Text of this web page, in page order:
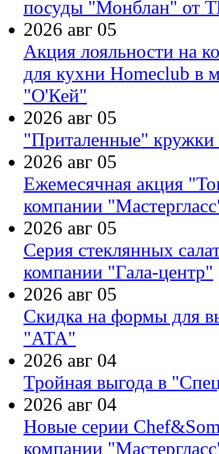
посуды "Монблан" от
2026 авг 05
Акция лояльности на
для кухни Homeclub в
"О'Кей"
2026 авг 05
"Приталенные" кружки
2026 авг 05
Ежемесячная акция
компании
2026 авг 05
Серия стеклянных
компании "Гала-центр"
2026 авг 05
Скидка на формы для
"АТА"
2026 авг 04
Тройная выгода в
2026 авг 04
Новые серии
компании